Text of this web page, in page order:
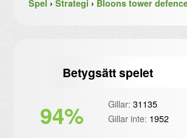
Spel › Strategi › Bloons tower
Betygsätt spelet
94% Gillar: 31135
Gillar inte: 1952